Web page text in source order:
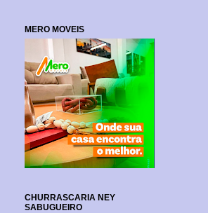
MERO MOVEIS
CHURRASCARIA NEY
SABUGUEIRO